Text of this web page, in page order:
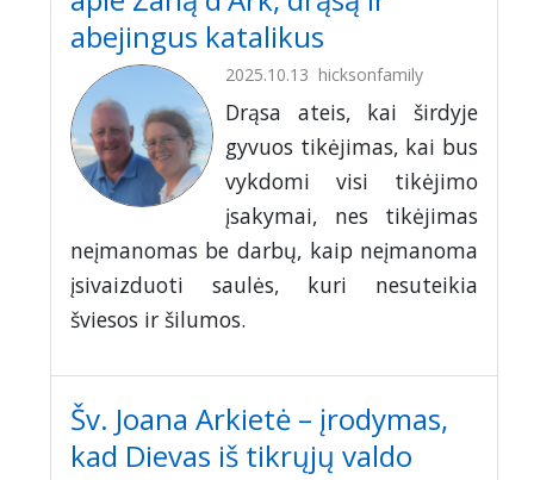
abejingus katalikus
2025.10.13 hicksonfamily
Drąsa ateis, kai širdyje
gyvuos tikėjimas, kai bus
vykdomi visi tikėjimo
įsakymai, nes tikėjimas
neįmanomas be darbų, kaip neįmanoma
įsivaizduoti saulės, kuri nesuteikia
šviesos ir šilumos.
Šv. Joana Arkietė – įrodymas,
kad Dievas iš tikrųjų valdo